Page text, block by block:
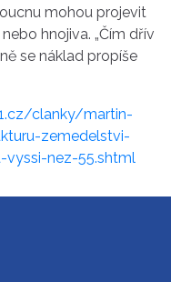
mohou projevit
hnojiva. „Čím dřív
se náklad propíše
clanky/martin-
zemedelstvi-
nez-55.shtml